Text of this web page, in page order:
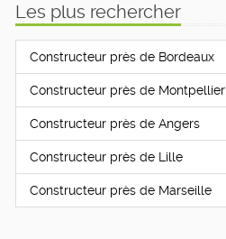
Les plus rechercher
Constructeur près de Bordeaux
Constructeur près de Montpellier
Constructeur près de Angers
Constructeur près de Lille
Constructeur près de Marseille